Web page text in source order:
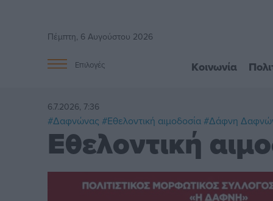
Πέμπτη, 6 Αυγούστου 2026
Επιλογές Κοινωνία
6.7.2026, 7:36
#Δαφνώνας #Εθελοντική αιμοδοσία #Δάφνη
Εθελοντική